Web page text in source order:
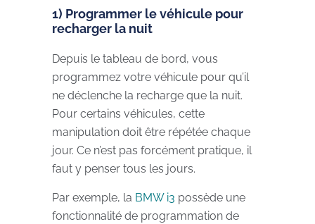
1) Programmer le véhicule pour
recharger la nuit
Depuis le tableau de bord, vous
programmez votre véhicule pour qu’il
ne déclenche la recharge que la nuit.
Pour certains véhicules, cette
manipulation doit être répétée chaque
jour. Ce n’est pas forcément pratique, il
faut y penser tous les jours.
Par exemple, la BMW i3 possède une
fonctionnalité de programmation de